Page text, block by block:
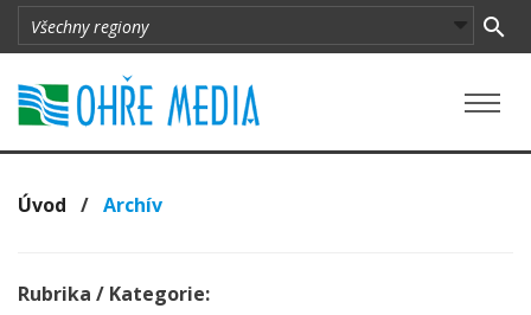
Úvod / Archív
Rubrika / Kategorie: